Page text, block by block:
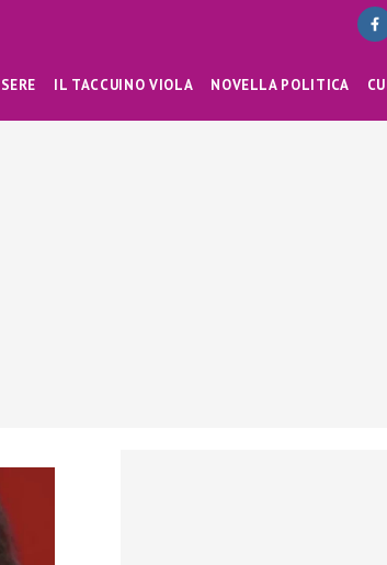
IL TACCUINO VIOLA NOVELLA POLITICA